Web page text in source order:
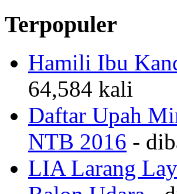
Terpopuler
Hamili Ibu
64,584 kali
Daftar Upah
NTB 2016 -
LIA Larang